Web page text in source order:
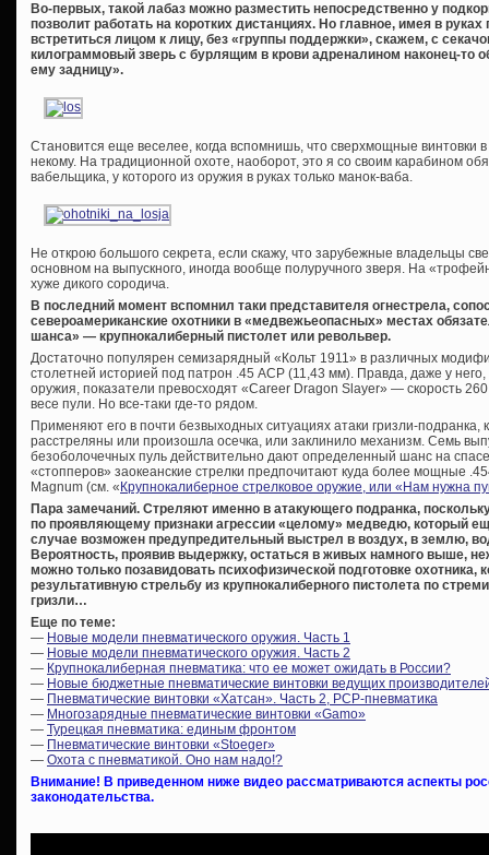
Во-первых, такой лабаз можно разместить непосредственно у
позволит работать на коротких дистанциях. Но главное, имея в
встретиться лицом к лицу, без «группы поддержки», скажем, с
килограммовый зверь с бурлящим в крови адреналином наконец-то
ему задницу».
Становится еще веселее, когда вспомнишь, что сверхмощные винтовки
некому. На традиционной охоте, наоборот, это я со своим карабином
вабельщика, у которого из оружия в руках только манок-ваба.
Не открою большого секрета, если скажу, что зарубежные владельцы
основном на выпускного, иногда вообще полуручного зверя. На
хуже дикого сородича.
В последний момент вспомнил таки представителя огнестрела,
североамериканские охотники в «медвежьеопасных» местах
шанса» — крупнокалиберный пистолет или револьвер.
Достаточно популярен семизарядный «Кольт 1911» в различных
столетней историей под патрон .45 ACP (11,43 мм). Правда, даже у него,
оружия, показатели превосходят «Career Dragon Slayer» — скорость
весе пули. Но все-таки где-то рядом.
Применяют его в почти безвыходных ситуациях атаки гризли-подранка,
расстреляны или произошла осечка, или заклинило механизм. Семь
безоболочечных пуль действительно дают определенный шанс на
«стопперов» заокеанские стрелки предпочитают куда более мощные
Magnum (см. « Крупнокалиберное стрелковое оружие, или «Нам нужна
Пара замечаний. Стреляют именно в атакующего подранка,
по проявляющему признаки агрессии «целому» медведю, который
случае возможен предупредительный выстрел в воздух, в землю,
Вероятность, проявив выдержку, остаться в живых намного выше,
можно только позавидовать психофизической подготовке охотника,
результативную стрельбу из крупнокалиберного пистолета по
гризли…
Еще по теме:
— Новые модели пневматического оружия. Часть 1
— Новые модели пневматического оружия. Часть 2
— Крупнокалиберная пневматика: что ее может ожидать в России?
— Новые бюджетные пневматические винтовки ведущих
— Пневматические винтовки «Хатсан». Часть 2, PCP-пневматика
— Многозарядные пневматические винтовки «Gamo»
— Турецкая пневматика: единым фронтом
— Пневматические винтовки «Stoeger»
— Охота с пневматикой. Оно нам надо!?
Внимание! В приведенном ниже видео рассматриваются аспекты
законодательства.